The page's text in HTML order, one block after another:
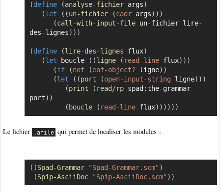
(define (analyse-fichier args)
(let ( (un-fichier (cadr args) ) )
(call-with-input-file un-fichier lire-
des-lignes) ) )
(define (lire-des-lignes flux)
(let boucle ( (ligne ( read-line flux) ) )
(if (not (eof-object? ligne) )
(let ( (port (open-input-string ligne) ) )
(print ( read/rp spad:the-grammar
port) )
( boucle ( read-line flux) ) ) ) ) )
Le fichier .afile qui permet de localiser les modules :
( (Spad-Grammar "Spad-Grammar.scm" )
(Spip-AsciiDoc "Spip-AsciiDoc.scm" ) )